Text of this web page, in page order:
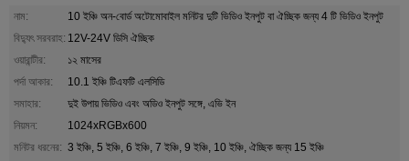
নাম:
10 ইঞ্চি অন-বোর্ড অটোমোবাইল মনিটর দুটি ভিডিও ইনপুট বা ঐচ্ছিক জন্য 4 টি ভিডিও ইনপুট
বিদ্যুৎ সরবরাহ: 12V-24V ডিসি ঐচ্ছিক
ওয়ারান্টীর:
১২ মাসের
পর্দা আকার:
10.1 ইঞ্চি টিএফটি এলসিডি
সমাহার:
দুই উপায় ভিডিও এবং অডিও ইনপুট সঙ্গে, এভি ইন
নিয়মন:
1024xRGBx600
মনিটর ধরনের: 3 ইঞ্চি, 5 ইঞ্চি, 6 ইঞ্চি, 7 ইঞ্চি, 9 ইঞ্চি, 10 ইঞ্চি, ঐচ্ছিক জন্য 15 ইঞ্চি